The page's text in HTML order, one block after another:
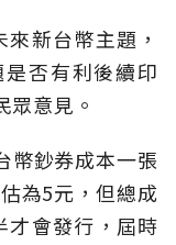
新台幣主題，
否有利後續印
眾意見。
幣鈔券成本一張
為5元，但總成
才會發行，屆時